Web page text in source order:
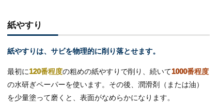
紙やすり
紙やすりは、サビを物理的に削り落とせます。
最初に120番程度の粗めの紙やすりで削り、続いて1000番程度
の水研ぎペーパーを使います。その後、潤滑剤（または油）
を少量塗って磨くと、表面がなめらかになります。